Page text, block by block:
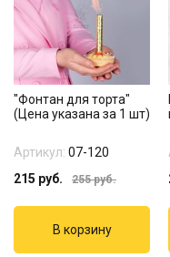
"Фонтан для торта"
(Цена указана за 1 шт)
Артикул: 07-120
215 руб. 255руб.